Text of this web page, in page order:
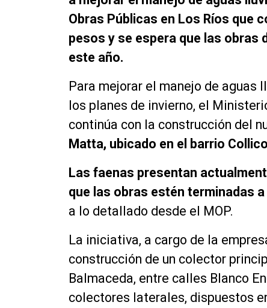
Obras Públicas en Los Ríos que
pesos y se espera que las
este año.
Para mejorar el manejo de aguas
los planes de invierno, el
continúa con la construcción del
Matta, ubicado en el barrio
Las faenas presentan
que las obras estén terminadas
a lo detallado desde el MOP.
La iniciativa, a cargo de la
construcción de un colector
Balmaceda, entre calles Blanco
colectores laterales, dispuestos